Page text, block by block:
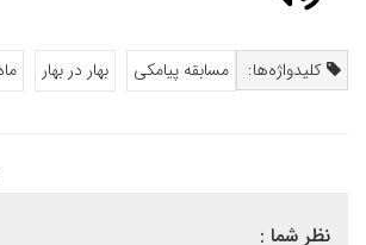
کلیدواژه‌ها: مسابقه پیامکی بهار در بهار
نظر شما :